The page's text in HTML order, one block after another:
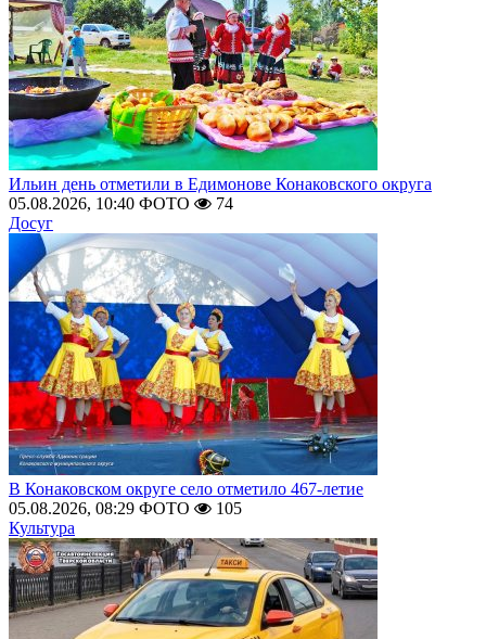
Ильин день отметили в Едимонове Конаковского округа
05.08.2026, 10:40 ФОТО
74
Досуг
В Конаковском округе село отметило 467-летие
05.08.2026, 08:29 ФОТО
105
Культура